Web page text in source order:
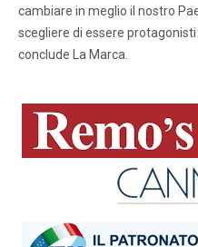
cambiare in meglio il nostro
scegliere di essere
conclude La Marca.